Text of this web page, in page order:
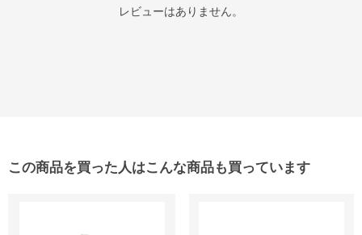
レビューはありません。
この商品を買った人はこんな商品も買っています